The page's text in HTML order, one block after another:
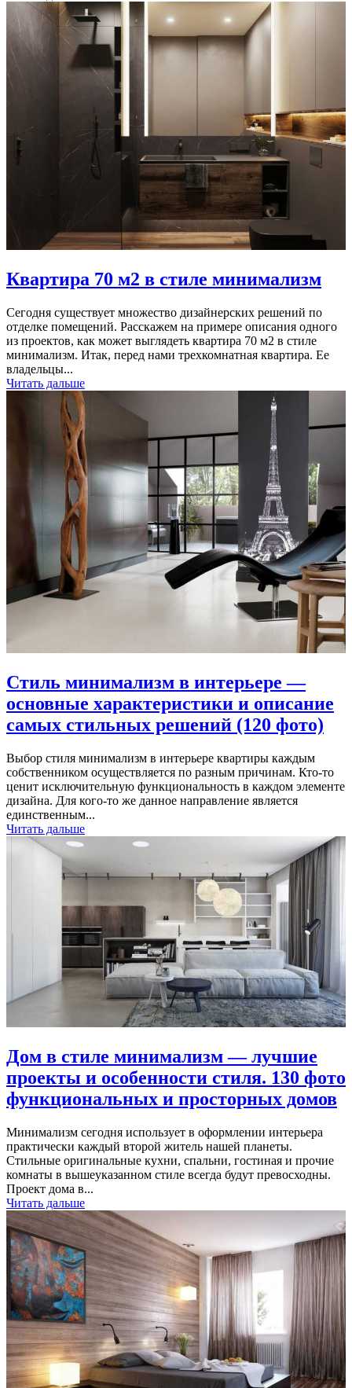
Квартира 70 м2 в стиле минимализм
Сегодня существует множество дизайнерских решений по
отделке помещений. Расскажем на примере описания одного
из проектов, как может выглядеть квартира 70 м2 в стиле
минимализм. Итак, перед нами трехкомнатная квартира. Ее
владельцы...
Читать дальше
Стиль минимализм в интерьере —
основные характеристики и описание
самых стильных решений (120 фото)
Выбор стиля минимализм в интерьере квартиры каждым
собственником осуществляется по разным причинам. Кто-то
ценит исключительную функциональность в каждом элементе
дизайна. Для кого-то же данное направление является
единственным...
Читать дальше
Дом в стиле минимализм — лучшие
проекты и особенности стиля. 130 фото
функциональных и просторных домов
Минимализм сегодня использует в оформлении интерьера
практически каждый второй житель нашей планеты.
Стильные оригинальные кухни, спальни, гостиная и прочие
комнаты в вышеуказанном стиле всегда будут превосходны.
Проект дома в...
Читать дальше